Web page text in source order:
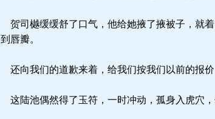
贺司樾缓缓舒了口气，他给她掖了掖被子，就
到唇瓣。
还向我们的道歉来着，给我们按我们以前的报价
这陆池偶然得了玉符，一时冲动，孤身入虎穴